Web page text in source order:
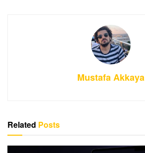
Mustafa Akkaya
Related Posts